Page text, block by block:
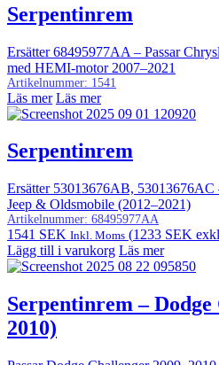
Serpentinrem
Ersätter 68495977AA – Passar
med HEMI‑motor 2007–2021
Artikelnummer: 1541
Läs mer Läs mer
Serpentinrem
Ersätter 53013676AB, 53013676AC
Jeep & Oldsmobile (2012–2021)
Artikelnummer: 68495977AA
1541 SEK Inkl. Moms (1233 SEK
Lägg till i varukorg Läs mer
Serpentinrem –
2010)